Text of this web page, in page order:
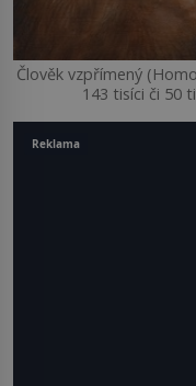
Člověk vzpřímený
143 tisíci či 50
Reklama